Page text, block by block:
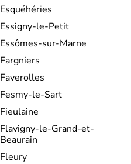
Esquéhéries
Essigny-le-Petit
Essômes-sur-Marne
Fargniers
Faverolles
Fesmy-le-Sart
Fieulaine
Flavigny-le-Grand-et-
Beaurain
Fleury